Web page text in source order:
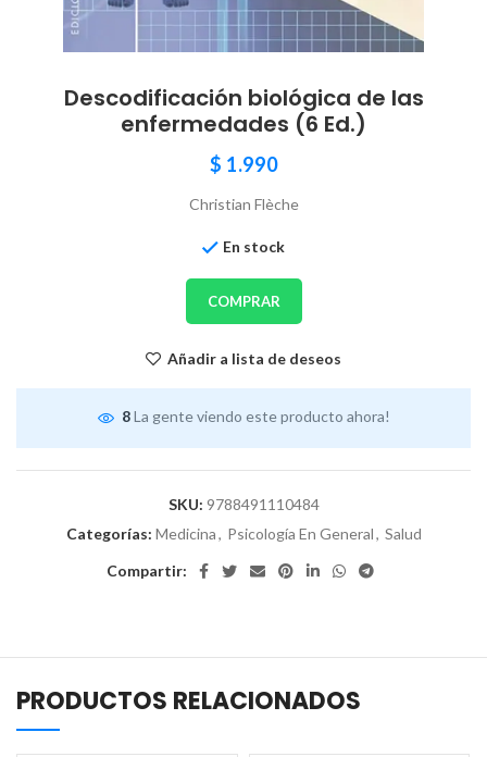
Descodificación biológica de las
enfermedades (6 Ed.)
$ 1.990
Christian Flèche
En stock
COMPRAR
Añadir a lista de deseos
8 La gente viendo este producto ahora!
SKU: 9788491110484
Categorías: Medicina, Psicología En General, Salud
Compartir:
PRODUCTOS RELACIONADOS